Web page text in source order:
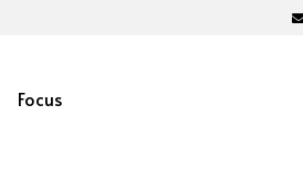
Focus